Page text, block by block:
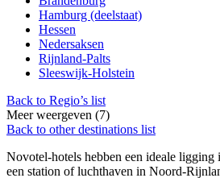
Hamburg (deelstaat)
Hessen
Nedersaksen
Rijnland-Palts
Sleeswijk-Holstein
Back to Regio’s list
Meer weergeven (7)
Back to other destinations list
Novotel-hotels hebben een ideale ligging
een station of luchthaven in Noord-